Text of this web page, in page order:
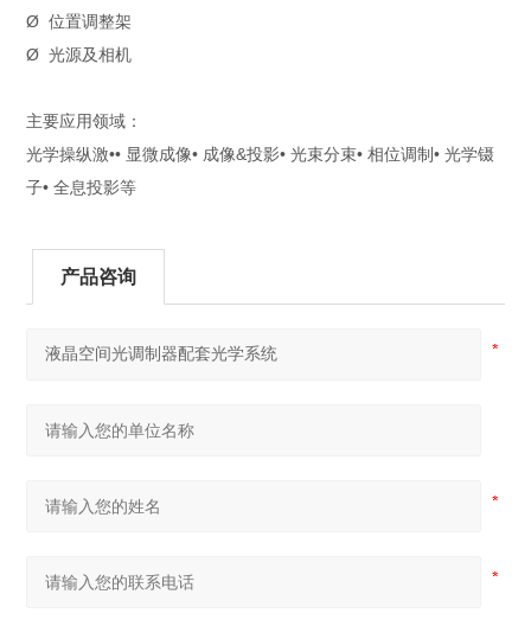
Ø 位置调整架
Ø 光源及相机
主要应用领域：
光学操纵激•• 显微成像• 成像&投影• 光束分束• 相位调制• 光学镊
子• 全息投影等
产品咨询